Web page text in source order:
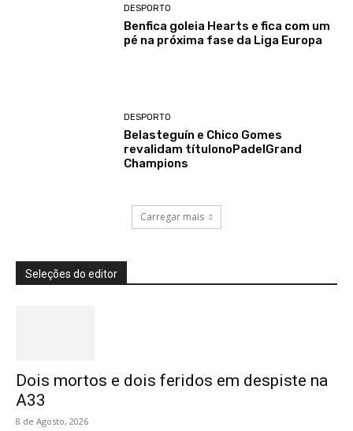
DESPORTO
Benfica goleia Hearts e fica com um
pé na próxima fase da Liga Europa
DESPORTO
Belasteguín e Chico Gomes
revalidam títulonoPadelGrand
Champions
Carregar mais
Seleções do editor
Dois mortos e dois feridos em despiste na
A33
8 de Agosto, 2026